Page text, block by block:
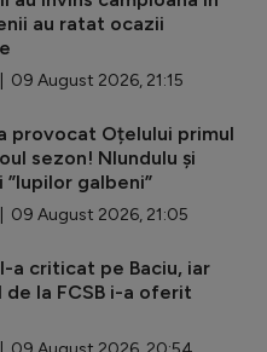
au ratat ocazii
| 09 August 2026, 21:15
provocat Oțelului primul
sezon! Nlundulu și
”lupilor galbeni”
| 09 August 2026, 21:05
a criticat pe Baciu, iar
de la FCSB i-a oferit